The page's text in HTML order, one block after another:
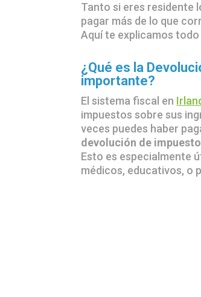
Tanto si eres residente
pagar más de lo que
Aquí te explicamos
¿Qué es la
importante?
El sistema fiscal en
impuestos sobre sus
veces puedes haber
devolución de
Esto es especialmente
médicos, educativos, o